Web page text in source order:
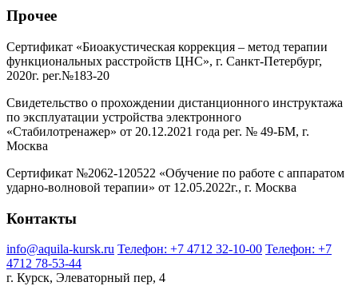
Прочее
Сертификат «Биоакустическая коррекция – метод терапии
функциональных расстройств ЦНС», г. Санкт-Петербург,
2020г. рег.№183-20
Свидетельство о прохождении дистанционного инструктажа
по эксплуатации устройства электронного
«Стабилотренажер» от 20.12.2021 года рег. № 49-БМ, г.
Москва
Сертификат №2062-120522 «Обучение по работе с аппаратом
ударно-волновой терапии» от 12.05.2022г., г. Москва
Контакты
info@aquila-kursk.ru Телефон: +7 4712 32-10-00 Телефон: +7
4712 78-53-44
г. Курск, Элеваторный пер, 4